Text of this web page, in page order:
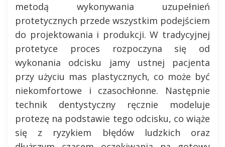
metodą wykonywania uzupełnień
protetycznych przede wszystkim podejściem
do projektowania i produkcji. W tradycyjnej
protetyce proces rozpoczyna się od
wykonania odcisku jamy ustnej pacjenta
przy użyciu mas plastycznych, co może być
niekomfortowe i czasochłonne. Następnie
technik dentystyczny ręcznie modeluje
protezę na podstawie tego odcisku, co wiąże
się z ryzykiem błędów ludzkich oraz